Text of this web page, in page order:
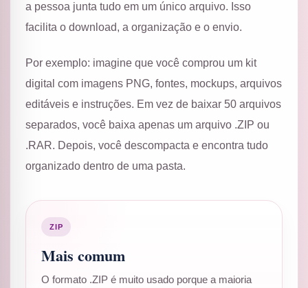
a pessoa junta tudo em um único arquivo. Isso
facilita o download, a organização e o envio.
Por exemplo: imagine que você comprou um kit
digital com imagens PNG, fontes, mockups, arquivos
editáveis e instruções. Em vez de baixar 50 arquivos
separados, você baixa apenas um arquivo .ZIP ou
.RAR. Depois, você descompacta e encontra tudo
organizado dentro de uma pasta.
ZIP
Mais comum
O formato .ZIP é muito usado porque a maioria